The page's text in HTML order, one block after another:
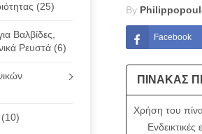
(25)
Βαλβίδες,
Ρευστά (6)
(10)
By
Facebook
ΠΊΝΑΚΑΣ
Χρήση του